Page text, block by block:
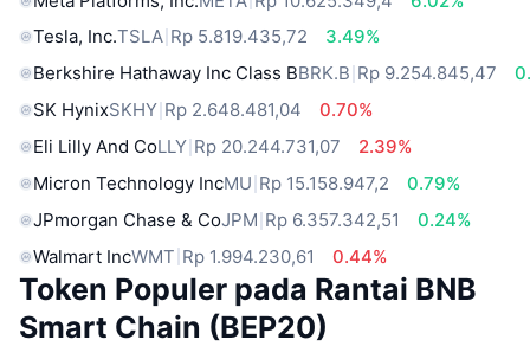
Tesla, Inc.TSLA Rp 5.819.435,72
3.49%
Berkshire Hathaway Inc Class BBRK.B Rp 9.254.845,47
SK HynixSKHY Rp 2.648.481,04
0.70%
Eli Lilly And CoLLY Rp 20.244.731,07
2.39%
Micron Technology IncMU Rp 15.158.947,2
0.79%
JPmorgan Chase & CoJPM Rp 6.357.342,51
0.24%
Walmart IncWMT Rp 1.994.230,61 0.44%
Token Populer pada Rantai BNB
Smart Chain (BEP20)